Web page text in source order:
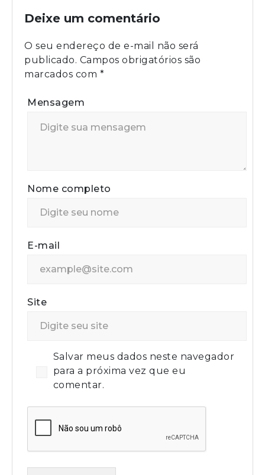
Deixe um comentário
O seu endereço de e-mail não será
publicado. Campos obrigatórios são
marcados com *
Mensagem
Nome completo
E-mail
Site
Salvar meus dados neste navegador
para a próxima vez que eu
comentar.